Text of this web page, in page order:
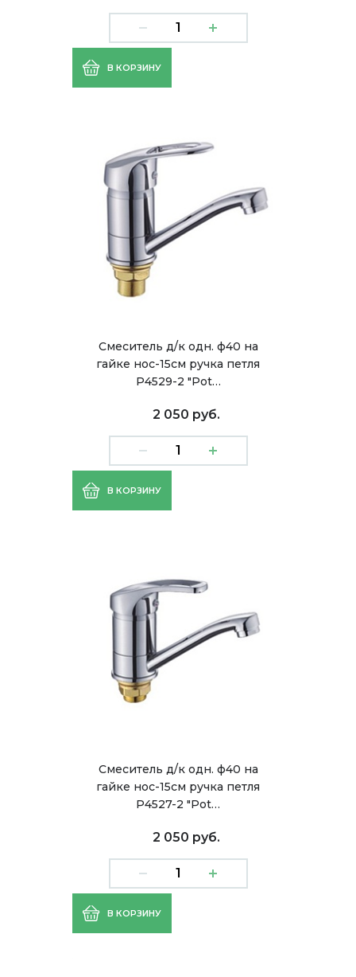
В КОРЗИНУ
Смеситель д/к одн. ф40 на
гайке нос-15см ручка петля
Р4529-2 "Pot…
2 050 руб.
В КОРЗИНУ
Смеситель д/к одн. ф40 на
гайке нос-15см ручка петля
Р4527-2 "Pot…
2 050 руб.
В КОРЗИНУ